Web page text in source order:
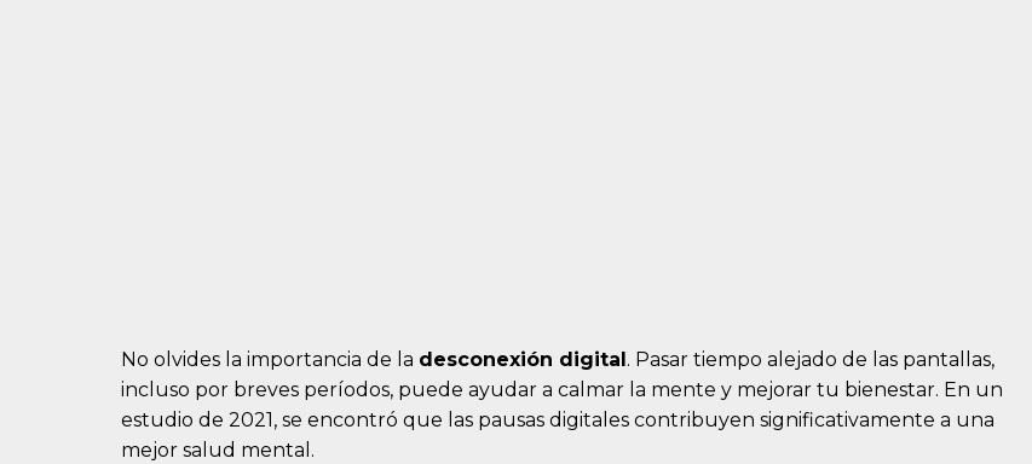
No olvides la importancia de la desconexión digital . Pasar tiempo alejado de las pantallas,
incluso por breves períodos, puede ayudar a calmar la mente y mejorar tu bienestar. En un
estudio de 2021, se encontró que las pausas digitales contribuyen significativamente a una
mejor salud mental.